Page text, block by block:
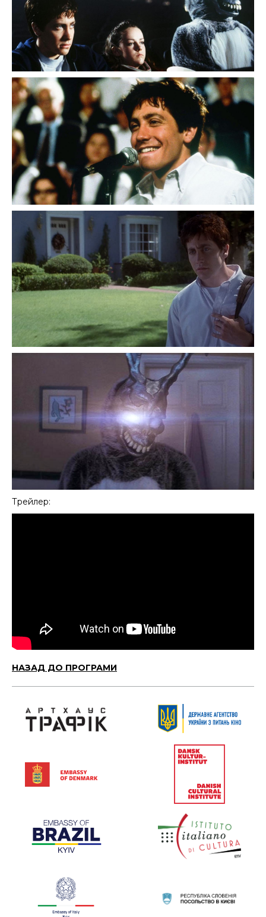
Трейлер:
НАЗАД ДО ПРОГРАМИ